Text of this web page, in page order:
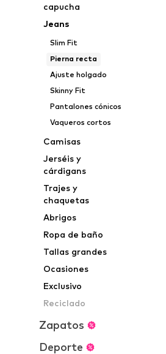
capucha
Jeans
Slim Fit
Pierna recta
Ajuste holgado
Skinny Fit
Pantalones cónicos
Vaqueros cortos
Camisas
Jerséis y
cárdigans
Trajes y
chaquetas
Abrigos
Ropa de baño
Tallas grandes
Ocasiones
Exclusivo
Reciclado
Zapatos
Deporte